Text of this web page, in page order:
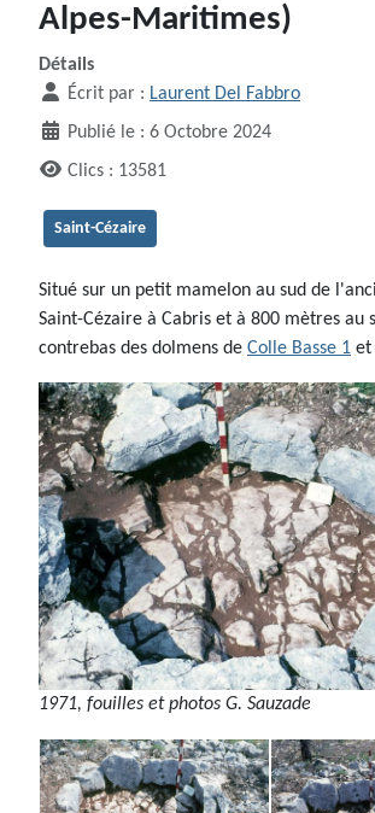
Alpes-Maritimes)
Détails
Écrit par : Laurent Del Fabbro
Publié le : 6 Octobre 2024
Clics : 13581
Saint-Cézaire
Situé sur un petit mamelon au sud de
Saint-Cézaire à Cabris et à 800 mètres au
contrebas des dolmens de Colle Basse 1 et
1971, fouilles et photos G. Sauzade